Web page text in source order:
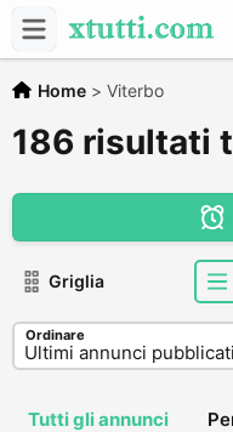
Home > Viterbo
186 risultati
Griglia
Ordinare
Tutti gli annunci